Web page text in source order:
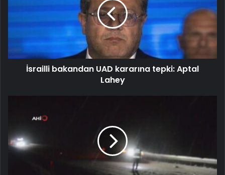
İsrailli bakandan UAD kararına tepki: Aptal
Lahey